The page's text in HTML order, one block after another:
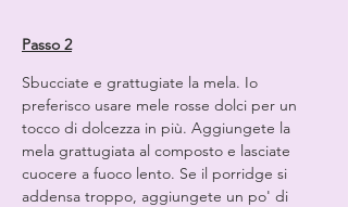
Passo 2
Sbucciate e grattugiate la mela. Io
preferisco usare mele rosse dolci per un
tocco di dolcezza in più. Aggiungete la
mela grattugiata al composto e lasciate
cuocere a fuoco lento. Se il porridge si
addensa troppo, aggiungete un po' di